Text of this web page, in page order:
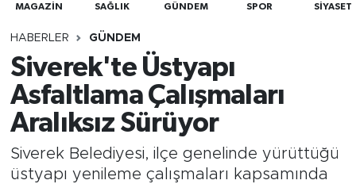
MAGAZİN SAĞLIK GÜNDEM SPOR SİYASET
HABERLER GÜNDEM
Siverek'te Üstyapı
Asfaltlama Çalışmaları
Aralıksız Sürüyor
Siverek Belediyesi, ilçe genelinde yürüttüğü
üstyapı yenileme çalışmaları kapsamında
SPOR
SAĞLIK
TEKNOLOJİ
OTOMOBİL
Trafik Durumu
Süper Lig Puan Durumu ve Fikstür
Tüm Manşetler
Son Dakika Haberleri
Haber Arşivi